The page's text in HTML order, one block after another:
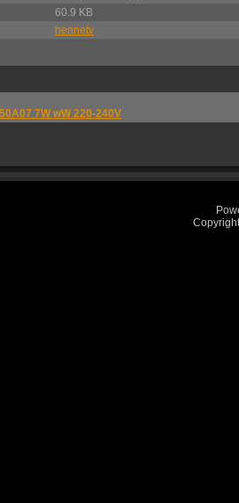
60.9 KB
hennetv
7W wW 220-240V